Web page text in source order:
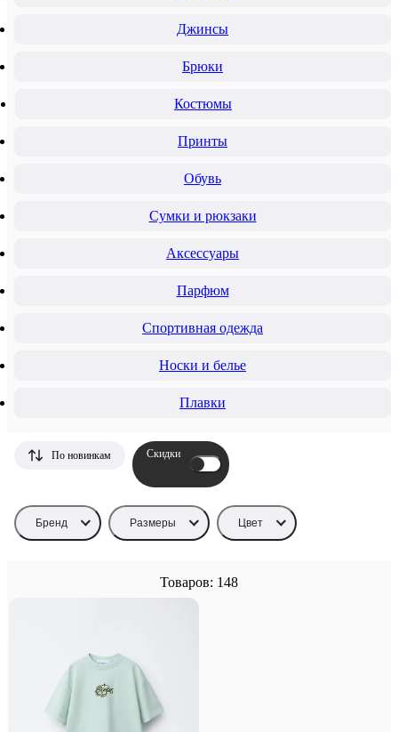
Джинсы
Брюки
Костюмы
Принты
Обувь
Сумки и рюкзаки
Аксессуары
Парфюм
Спортивная одежда
Носки и белье
Плавки
Бренд Размеры Цвет
Товаров: 148
По новинкам Скидки